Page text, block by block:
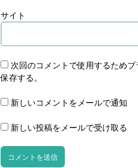
サイト
次回のコメントで使用するため
保存する。
新しいコメントをメールで通知
新しい投稿をメールで受け取る